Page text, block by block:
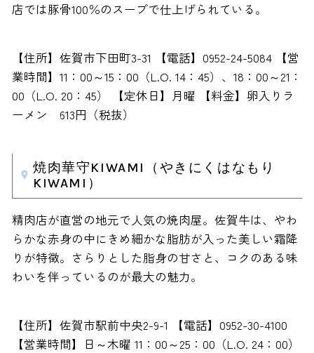
店では豚骨100％のスープで仕上げられている。
【住所】佐賀市下田町3-31 【電話】0952-24-5084 【営
業時間】11：00～15：00（L.O. 14：45）、18：00～21：
00（L.O. 20：45） 【定休日】月曜 【料金】卵入りラ
ーメン 613円（税抜）
焼肉華守KIWAMI（やきにくはなもり
KIWAMI）
精肉店が直営の地元で人気の焼肉屋。佐賀牛は、やわ
らかな赤身の中にきめ細かな脂肪が入った美しい霜降
りが特徴。さらりとした脂身の甘さと、コクのある味
わいを伴っているのが最大の魅力。
【住所】佐賀市駅前中央2-9-1 【電話】0952-30-4100
【営業時間】日～木曜 11：00～25：00（L.O. 24：00）